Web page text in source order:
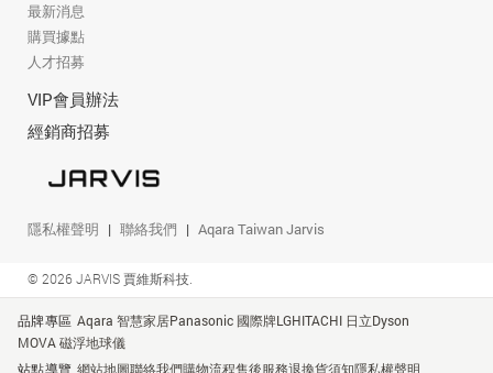
最新消息
購買據點
人才招募
VIP會員辦法
經銷商招募
隱私權聲明 聯絡我們 Aqara Taiwan Jarvis
© 2026 JARVIS 賈維斯科技.
品牌專區 Aqara 智慧家居Panasonic 國際牌LGHITACHI 日立Dyson
MOVA 磁浮地球儀
站點導覽 網站地圖聯絡我們購物流程售後服務退換貨須知隱私權聲明